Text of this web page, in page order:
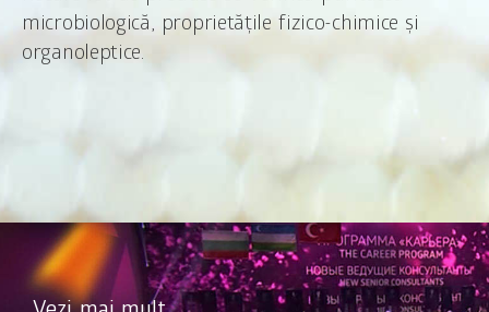
microbiologică, proprietățile fizico-chimice și
organoleptice.